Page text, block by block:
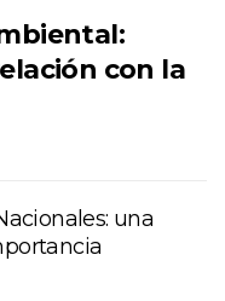
con la
una